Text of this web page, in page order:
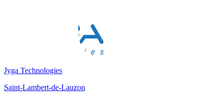
Jyga Technologies
Saint-Lambert-de-Lauzon